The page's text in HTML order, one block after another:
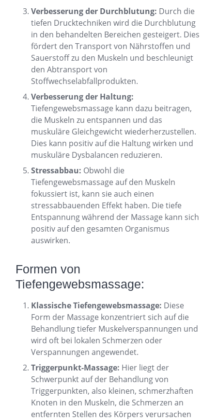
Verbesserung der Durchblutung: Durch die
tiefen Drucktechniken wird die Durchblutung
in den behandelten Bereichen gesteigert. Dies
fördert den Transport von Nährstoffen und
Sauerstoff zu den Muskeln und beschleunigt
den Abtransport von
Stoffwechselabfallprodukten.
Verbesserung der Haltung:
Tiefengewebsmassage kann dazu beitragen,
die Muskeln zu entspannen und das
muskuläre Gleichgewicht wiederherzustellen.
Dies kann positiv auf die Haltung wirken und
muskuläre Dysbalancen reduzieren.
Stressabbau: Obwohl die
Tiefengewebsmassage auf den Muskeln
fokussiert ist, kann sie auch einen
stressabbauenden Effekt haben. Die tiefe
Entspannung während der Massage kann sich
positiv auf den gesamten Organismus
auswirken.
Formen von
Tiefengewebsmassage:
Klassische Tiefengewebsmassage: Diese
Form der Massage konzentriert sich auf die
Behandlung tiefer Muskelverspannungen und
wird oft bei lokalen Schmerzen oder
Verspannungen angewendet.
Triggerpunkt-Massage: Hier liegt der
Schwerpunkt auf der Behandlung von
Triggerpunkten, also kleinen, schmerzhaften
Knoten in den Muskeln, die Schmerzen an
entfernten Stellen des Körpers verursachen